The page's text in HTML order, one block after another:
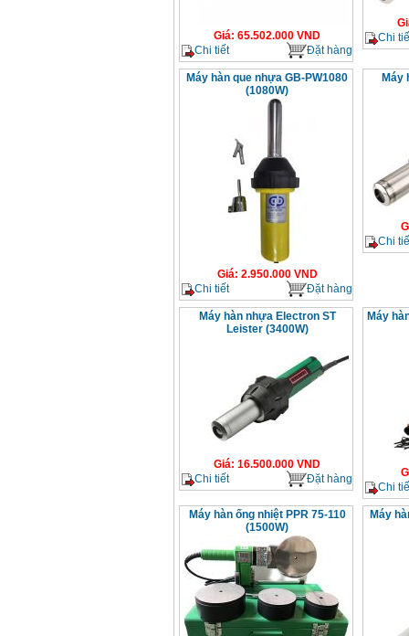
Giá: 65.502.000 VND
Chi tiết
Đặt hàng
Chi
Máy hàn que nhựa GB-PW1080
(1080W)
Giá: 2.950.000VND
Chi tiết
Đặt hàng
Máy
Chi
Máy hàn nhựa Electron ST
Leister (3400W)
Giá: 16.500.000 VND
Chi tiết
Đặt hàng
Máy
Chi
Máy hàn ống nhiệt PPR 75-110
(1500W)
Máy